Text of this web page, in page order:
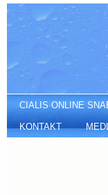
Köpa viagra pfizer
CIALIS ONLINE
KONTAKT